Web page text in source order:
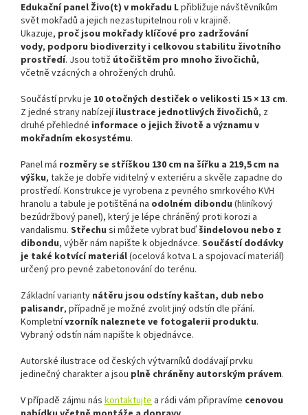
Edukační panel Živo(t) v mokřadu Lpřibližuje návštěvníkům
svět mokřadů a jejich nezastupitelnou roli v krajině.
Ukazuje, proč jsou mokřady klíčové pro zadržování
vody, podporu biodiverzity i celkovou stabilitu životního
prostředí. Jsou totiž útočištěm pro mnoho živočichů,
včetně vzácných a ohrožených druhů.
Součástí prvku je 10 otočných destiček o velikosti 15 × 13 cm.
Z jedné strany nabízejíilustrace jednotlivých živočichů, z
druhé přehledné informace o jejich životě a významu v
mokřadním ekosystému.
Panel má rozměry se stříškou 130 cm na šířku a 219,5 cm na
výšku, takže je dobře viditelný v exteriéru a skvěle zapadne do
prostředí. Konstrukce je vyrobena z pevného smrkového KVH
hranolu a tabule je potištěná na odolném dibondu (hliníkový
bezúdržbový panel), který je lépe chráněný proti korozi a
vandalismu. Střechu si můžete vybrat buďšindelovou nebo z
dibondu, výběr nám napište k objednávce. Součástí dodávky
je také kotvící materiál(ocelová kotva L a spojovací materiál)
určený pro pevné zabetonování do terénu.
Základní varianty nátěru jsou odstíny kaštan, dub nebo
palisandr, případně je možné zvolit jiný odstín dle přání.
Kompletnívzorník naleznete ve fotogalerii produktu.
Vybraný odstín nám napište k objednávce.
Autorské ilustrace od českých výtvarníků dodávají prvku
jedinečný charakter a jsou plně chráněny autorským právem.
V případě zájmu nás kontaktujte a rádi vám připravíme cenovou